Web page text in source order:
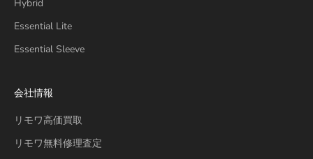
Hybrid
Essential Lite
Essential Sleeve
会社情報
リモワ高価買取
リモワ無料修理査定